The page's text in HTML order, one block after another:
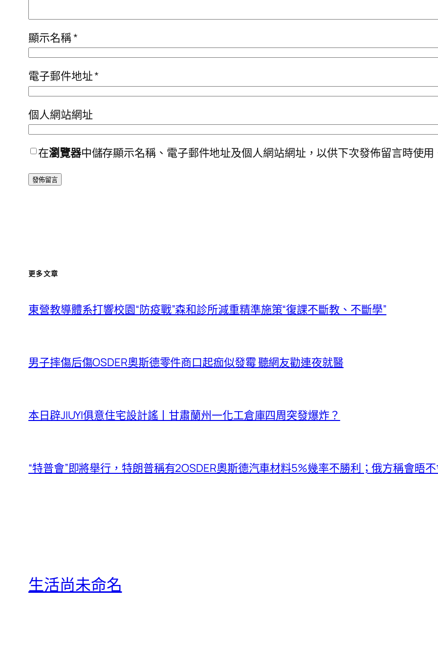
顯示名稱*
電子郵件地址*
個人網站網址
在瀏覽器中儲存顯示名稱、電子郵件地址及個人網站網址，以供下次發佈留言時使用
更多文章
東營教導體系打響校園“防疫戰”森和診所減重精準施策“復課不斷教、不斷學”
男子摔傷后傷OSDER奧斯德零件商口起痂似發霉 聽網友勸連夜就醫
本日辟JIUYI俱意住宅設計謠丨甘肅蘭州一化工倉庫四周突發爆炸？
“特普會”即將舉行，特朗普稱有2OSDER奧斯德汽車材料5%幾率不勝利；俄方稱會晤
生活尚未命名